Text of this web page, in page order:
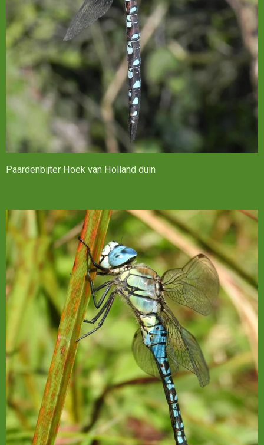
Paardenbijter Hoek van Holland duin